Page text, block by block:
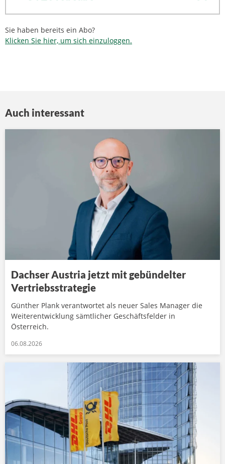
Sie haben bereits ein Abo?
Klicken Sie hier, um sich einzuloggen.
Auch interessant
Dachser Austria jetzt mit gebündelter
Vertriebsstrategie
Günther Plank verantwortet als neuer Sales Manager die
Weiterentwicklung sämtlicher Geschäftsfelder in
Österreich.
06.08.2026